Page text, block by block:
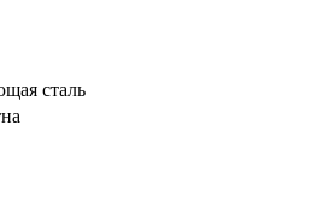
сталь